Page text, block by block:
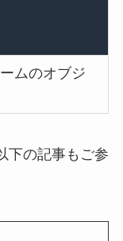
ムのオブジ
下の記事もご参